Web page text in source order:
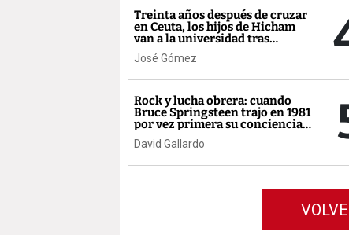
Treinta años después de cruzar
en Ceuta, los hijos de Hicham
van a la universidad tras
bachilleratos de excelencia
José Gómez
Rock y lucha obrera: cuando
Bruce Springsteen trajo en 1981
por vez primera su conciencia
de clase a España
David Gallardo